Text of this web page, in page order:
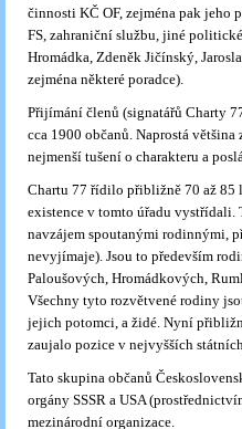
činnosti KČ OF, zejména pak jeho
FS, zahraniční službu, jiné
Hromádka, Zdeněk Jičínský,
zejména některé poradce).
Přijímání členů (signatářů Charty
cca 1900 občanů. Naprostá
nejmenší tušení o charakteru a
Chartu 77 řídilo přibližně 70 až
existence v tomto úřadu
navzájem spoutanými rodinnými,
nevyjímaje). Jsou to především
Paloušových, Hromádkových,
Všechny tyto rozvětvené rodiny
jejich potomci, a židé. Nyní
zaujalo pozice v nejvyšších
Tato skupina občanů
orgány SSSR a USA
mezinárodní organizace.